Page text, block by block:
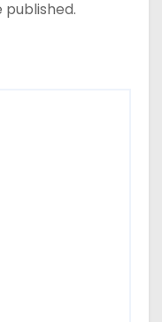
published.